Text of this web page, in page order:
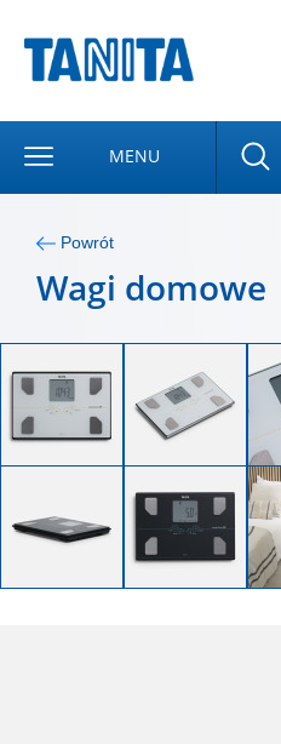
MENU
Powrót
Wagi domowe